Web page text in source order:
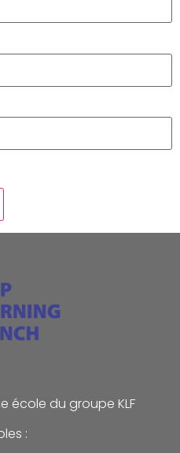
école du groupe KLF
: